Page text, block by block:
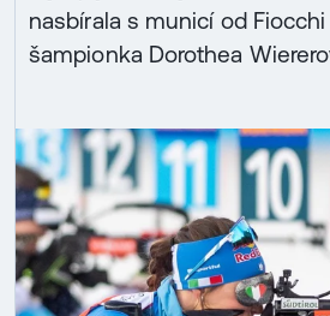
nasbírala s municí od
šampionka Dorothea